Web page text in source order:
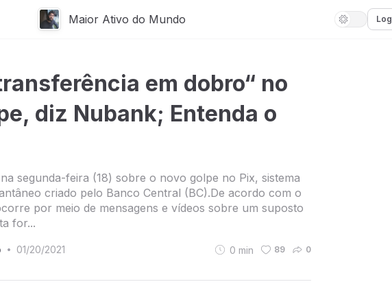
Maior Ativo do Mundo
em dobro“ no
diz Nubank; Entenda o
segunda-feira (18) sobre o novo golpe no Pix, sistema
criado pelo Banco Central (BC).De acordo com o
por meio de mensagens e vídeos sobre um suposto
for...
• 01/20/2021 0 min 89 0